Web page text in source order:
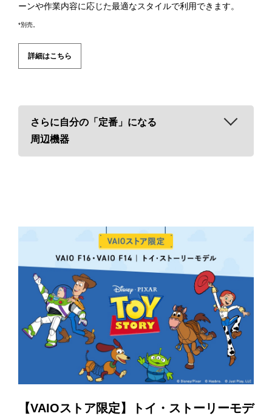
ーンや作業内容に応じた最適なスタイルで利用できます。
*別売。
詳細はこちら
さらに自分の「定番」になる
周辺機器
Type-C ドッキングステーション
電源やディスプレイ、有線LANなどをまとめて接続できま
斜め方向からは画面が真っ暗に見えるので、カフェなどで他
【VAIOストア限定】トイ・ストーリーモデ